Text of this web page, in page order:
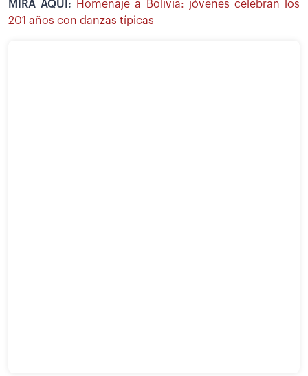
MIRA AQUÍ:
Homenaje a Bolivia: jóvenes celebran los
201 años con danzas típicas